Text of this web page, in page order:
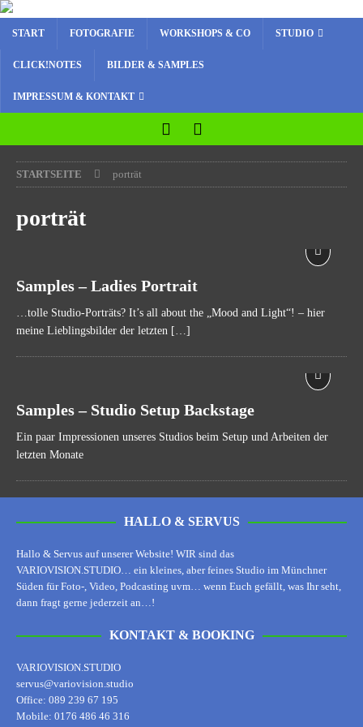
START FOTOGRAFIE WORKSHOPS & CO STUDIO
CLICK!NOTES BILDER & SAMPLES
IMPRESSUM & KONTAKT
STARTSEITE porträt
porträt
Samples – Ladies Portrait
…tolle Studio-Porträts? It’s all about the „Mood and Light“! – hier
meine Lieblingsbilder der letzten […]
Samples – Studio Setup Backstage
Ein paar Impressionen unseres Studios beim Setup und Arbeiten der
letzten Monate
HALLO & SERVUS
Hallo & Servus auf unserer Website! WIR sind das
VARIOVISION.STUDIO… ein kleines, aber feines Studio im Münchner
Süden für Foto-, Video, Podcasting uvm… wenn Euch gefällt, was Ihr seht,
dann fragt gerne jederzeit an…!
KONTAKT & BOOKING
VARIOVISION.STUDIO
servus@variovision.studio
Office: 089 239 67 195
Mobile: 0176 486 46 316